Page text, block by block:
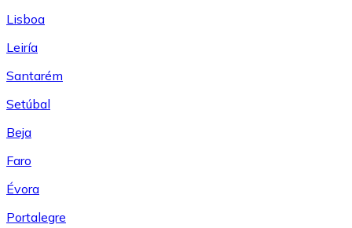
Lisboa
Leiría
Santarém
Setúbal
Beja
Faro
Évora
Portalegre